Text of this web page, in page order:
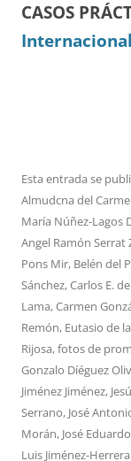
CASOS
Internacional
Esta entrada se
Almudcna del
María Núñez-Lagos
Angel Ramón Serrat
Pons Mir, Belén del
Sánchez,Carlos E.
Lama,Carmen
Remón, Eutasio de
Rijosa,fotos de
Gonzalo Díéguez
Jiménez Jiménez,
Serrano, José
Morán, José
Luis Jiménez-